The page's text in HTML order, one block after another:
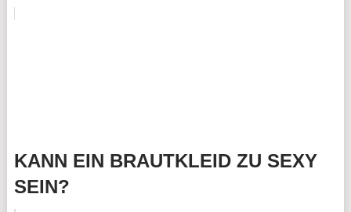
KANN EIN BRAUTKLEID ZU SEXY
SEIN?